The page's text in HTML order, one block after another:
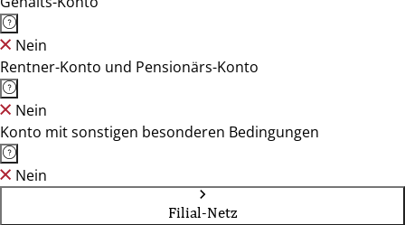
Nein
Rentner-Konto und Pensionärs-Konto
Nein
Konto mit sonstigen besonderen Bedingungen
Nein
Filial-Netz